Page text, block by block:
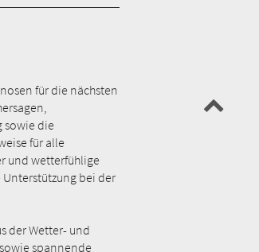
für die nächsten
sowie die
für alle
und wetterfühlige
bei der
der Wetter- und
spannende